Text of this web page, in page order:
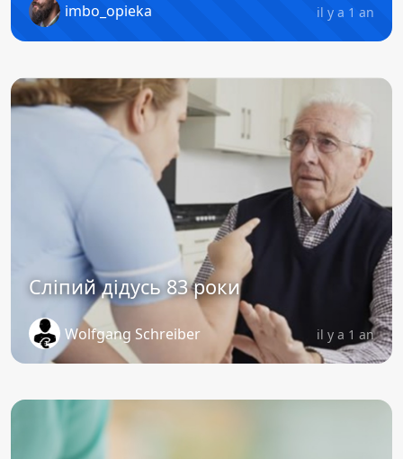
imbo_opieka
il y a 1 an
Сліпий дідусь 83 роки
Wolfgang Schreiber il y a 1 an